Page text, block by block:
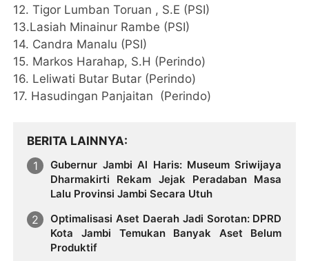
12. Tigor Lumban Toruan , S.E (PSI)
13.Lasiah Minainur Rambe (PSI)
14. Candra Manalu (PSI)
15. Markos Harahap, S.H (Perindo)
16. Leliwati Butar Butar (Perindo)
17. Hasudingan Panjaitan (Perindo)
BERITA LAINNYA
Gubernur Jambi Al Haris: Museum Sriwijaya
Dharmakirti Rekam Jejak Peradaban Masa
Lalu Provinsi Jambi Secara Utuh
Optimalisasi Aset Daerah Jadi Sorotan: DPRD
Kota Jambi Temukan Banyak Aset Belum
Produktif